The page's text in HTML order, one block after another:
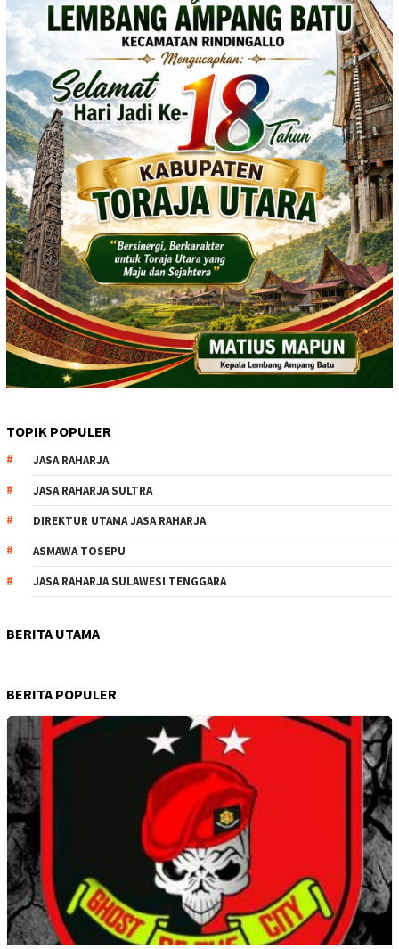
TOPIK POPULER
JASA RAHARJA
JASA RAHARJA SULTRA
DIREKTUR UTAMA JASA RAHARJA
ASMAWA TOSEPU
JASA RAHARJA SULAWESI TENGGARA
BERITA UTAMA
BERITA POPULER